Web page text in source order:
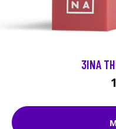
3INA